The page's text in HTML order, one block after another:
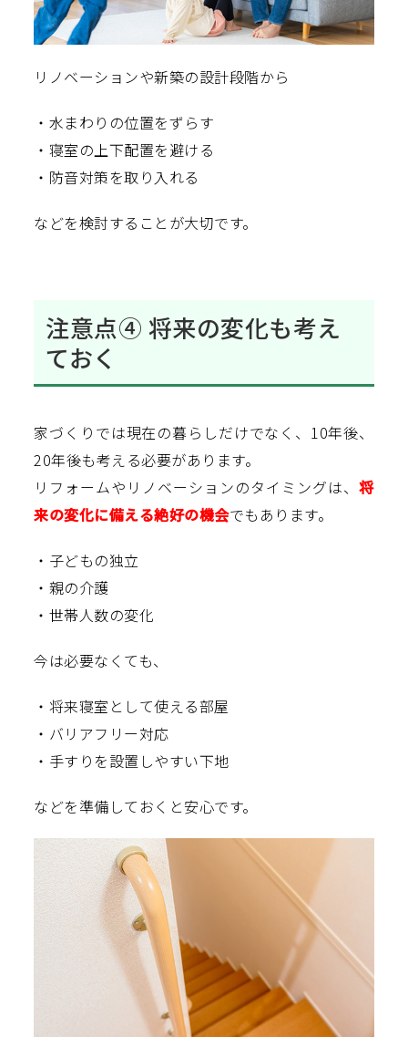
リノベーションや新築の設計段階から
・水まわりの位置をずらす
・寝室の上下配置を避ける
・防音対策を取り入れる
などを検討することが大切です。
注意点④ 将来の変化も考え
ておく
家づくりでは現在の暮らしだけでなく、10年後、
20年後も考える必要があります。
リフォームやリノベーションのタイミングは、将
来の変化に備える絶好の機会でもあります。
・子どもの独立
・親の介護
・世帯人数の変化
今は必要なくても、
・将来寝室として使える部屋
・バリアフリー対応
・手すりを設置しやすい下地
などを準備しておくと安心です。